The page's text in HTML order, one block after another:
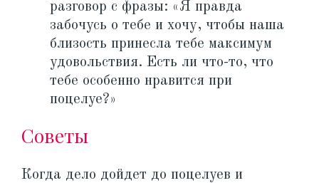
разговор с фразы: «Я правда
забочусь о тебе и хочу, чтобы наша
близость принесла тебе максимум
удовольствия. Есть ли что-то, что
тебе особенно нравится при
поцелуе?»
Советы
Когда дело дойдет до поцелуев и